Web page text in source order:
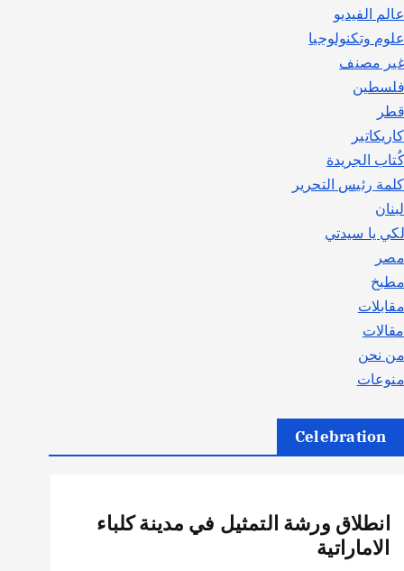
عالم الفيديو
علوم وتكنولوجيا
غير مصنف
فلسطين
قطر
كاريكاتير
كُتاب الجريدة
كلمة رئيس التحرير
لبنان
لكي يا سيدتي
مصر
مطبخ
مقابلات
مقالات
من نحن
منوعات
Celebration
انطلاق ورشة التمثيل في مدينة كلباء
الاماراتية